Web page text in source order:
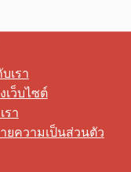
เรา
เว็บไซต์
รา
ยความเป็นส่วนตัว